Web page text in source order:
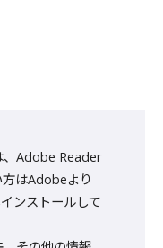
、Adobe Reader
はAdobeより
ンストールして